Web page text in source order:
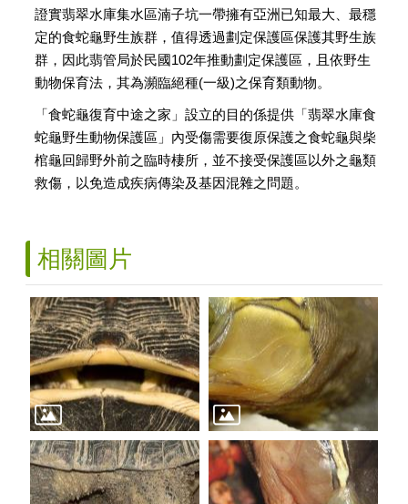
證實翡翠水庫集水區湳子坑一帶擁有亞洲已知最大、最穩
定的食蛇龜野生族群，值得透過劃定保護區保護其野生族
群，因此翡管局於民國102年推動劃定保護區，且依野生
動物保育法，其為瀕臨絕種(一級)之保育類動物。
「食蛇龜復育中途之家」設立的目的係提供「翡翠水庫食
蛇龜野生動物保護區」內受傷需要復原保護之食蛇龜與柴
棺龜回歸野外前之臨時棲所，並不接受保護區以外之龜類
救傷，以免造成疾病傳染及基因混雜之問題。
相關圖片